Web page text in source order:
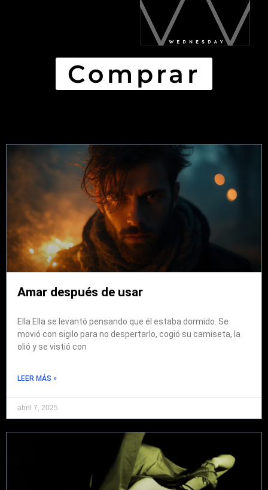
Comprar
Amar después de usar
Ella Ella se levantó pensando que él estaba dormido. Se
movió con sigilo para no despertarlo, cogió su camiseta, la
olió y se vistió con
LEER MÁS »
abril 7, 2025